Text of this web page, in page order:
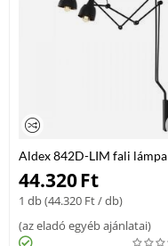
Aldex 842D-LIM fali lámpa
fém 2 x max 60 W E27
44.320Ft
1 db (44.320 Ft/ db)
(az eladó egyéb ajánlatai)